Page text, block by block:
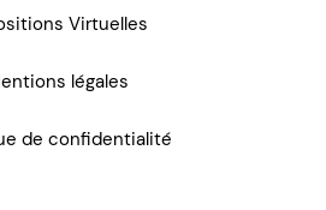
Virtuelles
légales
de confidentialité